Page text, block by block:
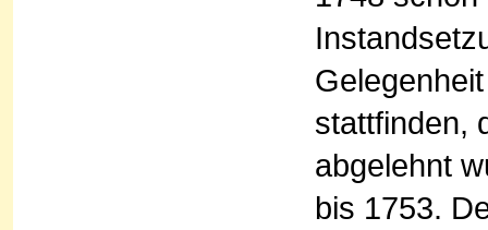
stattfinden,
abgelehnt
bis 1753.